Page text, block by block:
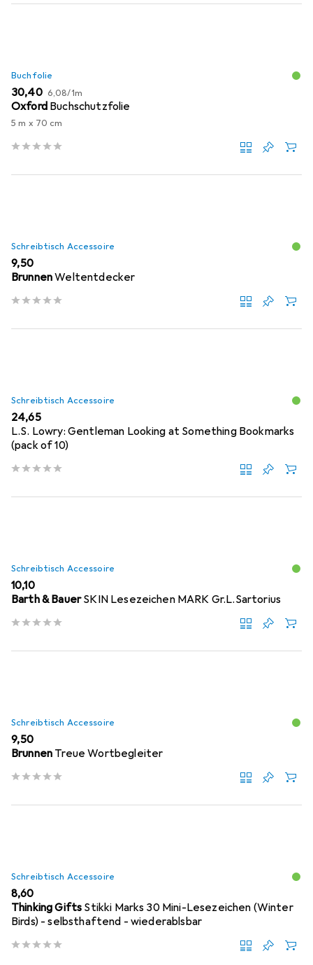
Buchfolie
EUR
30,40 EUR
6,08/1m
Oxford Buchschutzfolie
5 m x 70 cm
Schreibtisch Accessoire
EUR
9,50
BrunnenWeltentdecker
Schreibtisch Accessoire
EUR
24,65
L.S. Lowry: Gentleman Looking at Something Bookmarks
(pack of 10)
Schreibtisch Accessoire
EUR
10,10
Barth & BauerSKIN Lesezeichen MARK Gr.L.Sartorius
Schreibtisch Accessoire
EUR
9,50
Brunnen Treue Wortbegleiter
Schreibtisch Accessoire
EUR
8,60
Thinking Gifts Stikki Marks 30 Mini-Lesezeichen (Winter
Birds) - selbsthaftend - wiederablsbar